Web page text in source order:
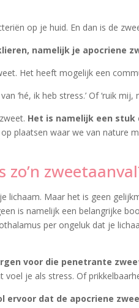
op je huid. En dan is de
namelijk je apocriene
Het heeft mogelijk een
‘hé, ik heb stress.’ Of ‘ruik
Het is namelijk een
plaatsen waar we van
Maar het is geen
is namelijk een belangrijke
per ongeluk dat je
voor die penetrante
je als stress. Of
ervoor dat de apocriene